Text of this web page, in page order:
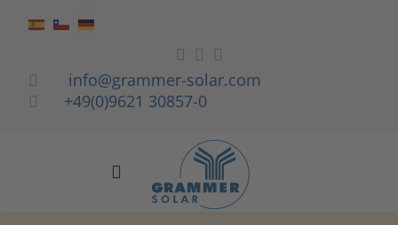
Sprache auswählen
info@grammer-solar.com
+49(0)9621 30857-0